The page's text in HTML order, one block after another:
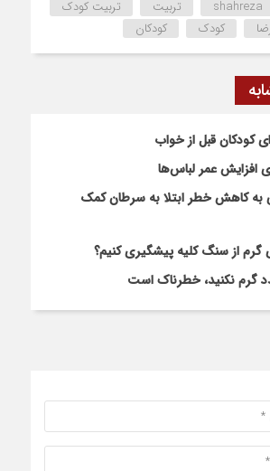
shahreza تربیت
تربیت کودک
کودک کودکان
افزایش عمر لباس‌ها
به کاهش خطر ابتلا به سرطان کمک
گرم از سنگ کلیه پیشگیری کنیم؟
گرم نکنید، خطرناک است